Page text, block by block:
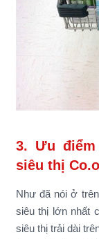
3. Ưu
siêu thị
Như đã nói ở
siêu thị lớn nhất
siêu thị trải dài